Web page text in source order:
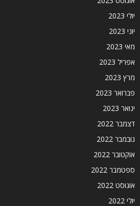
יולי 2023
יוני 2023
מאי 2023
אפריל 2023
מרץ 2023
פברואר 2023
ינואר 2023
דצמבר 2022
נובמבר 2022
אוקטובר 2022
ספטמבר 2022
אוגוסט 2022
יולי 2022